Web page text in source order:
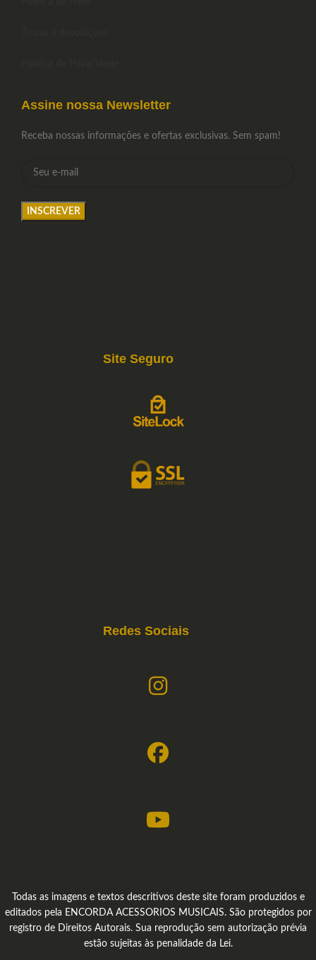
Assine nossa Newsletter
Receba nossas informações e ofertas exclusivas. Sem spam!
Site Seguro
Redes Sociais
Todas as imagens e textos descritivos deste site foram produzidos e
editados pela ENCORDA ACESSORIOS MUSICAIS. São protegidos por
registro de Direitos Autorais. Sua reprodução sem autorização prévia
estão sujeitas às penalidade da Lei.